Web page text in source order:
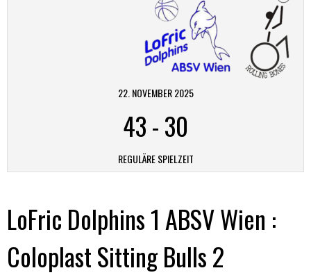
22. NOVEMBER 2025
43-30
REGULÄRE SPIELZEIT
LoFric Dolphins 1 ABSV Wien :
Coloplast Sitting Bulls 2